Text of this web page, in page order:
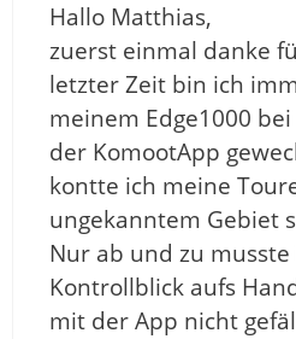
Hallo Matthias,
zuerst einmal danke
letzter Zeit bin ich
meinem Edge1000
der KomootApp
kontte ich meine
ungekanntem Gebiet
Nur ab und zu
Kontrollblick aufs
mit der App nicht